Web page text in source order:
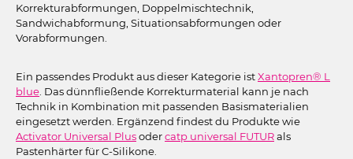
Korrekturabformungen, Doppelmischtechnik,
Sandwichabformung, Situationsabformungen oder
Vorabformungen.
Ein passendes Produkt aus dieser Kategorie istXantopren® L
blue. Das dünnfließende Korrekturmaterial kann je nach
Technik in Kombination mit passenden Basismaterialien
eingesetzt werden. Ergänzend findest du Produkte wie
Activator Universal Plusodercatp universal FUTURals
Pastenhärter für C-Silikone.